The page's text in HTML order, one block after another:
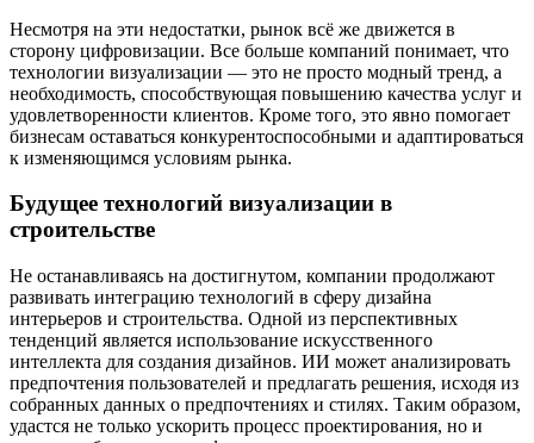
Несмотря на эти недостатки, рынок всё же движется в
сторону цифровизации. Все больше компаний понимает, что
технологии визуализации — это не просто модный тренд, а
необходимость, способствующая повышению качества услуг и
удовлетворенности клиентов. Кроме того, это явно помогает
бизнесам оставаться конкурентоспособными и адаптироваться
к изменяющимся условиям рынка.
Будущее технологий визуализации в
строительстве
Не останавливаясь на достигнутом, компании продолжают
развивать интеграцию технологий в сферу дизайна
интерьеров и строительства. Одной из перспективных
тенденций является использование искусственного
интеллекта для создания дизайнов. ИИ может анализировать
предпочтения пользователей и предлагать решения, исходя из
собранных данных о предпочтениях и стилях. Таким образом,
удастся не только ускорить процесс проектирования, но и